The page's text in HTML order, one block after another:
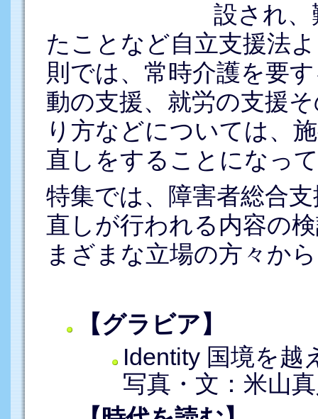
設され
たことなど自立支援法
則では、常時介護を要
動の支援、就労の支援
り方などについては、
直しをすることになっ
特集では、障害者総合
直しが行われる内容の
まざまな立場の方々か
【グラビア】
Identity 国境を越
写真・文：米山